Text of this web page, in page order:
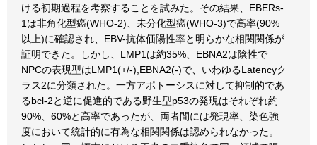
ける初期過程を考察することを試みた。その結果、EBERs-
1は非角化型癌(WHO-2)、未分化型癌(WHO-3)で高率(90%
以上)に確認され、EBV-抗体価陽性率と明らかな相関関係が
証明できた。しかし、LMP1は約35%、EBNA2は陰性で
NPCの表現型はLMP1(+/-),EBNA2(-)で、いわゆるLatencyク
ラス2に分類された。一方アポトーシスに対して抑制的であ
るbcl-2と逆に促進的である野生型p53の発現はそれぞれ約
90%、60%と高率であったが、両者間には発現率、染色強
度において統計的に有為な相関関係は認められなかった。